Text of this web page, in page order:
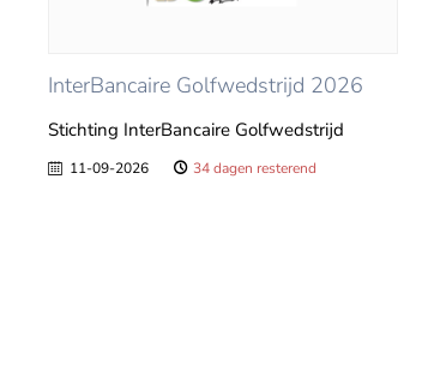
InterBancaire Golfwedstrijd 2026
Stichting InterBancaire Golfwedstrijd
11-09-2026 34 dagen resterend